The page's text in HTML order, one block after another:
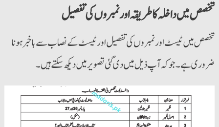
تخصص میں داخلہ کا طریقہ اور نمبروں کی تفصیل
تخصص میں ٹیسٹ اور نمبروں کی تفصیل اور ٹیسٹ کے نصاب سے باخبر ہونا
ضروری ہے۔ جو کہ آپ ذیل میں دی گئی تصویر میں دیکھ سکتے ہیں۔